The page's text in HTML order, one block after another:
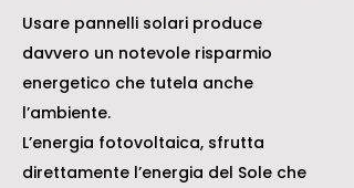
Usare pannelli solari produce
davvero un notevole risparmio
energetico che tutela anche
l’ambiente.
L’energia fotovoltaica, sfrutta
direttamente l’energia del Sole che